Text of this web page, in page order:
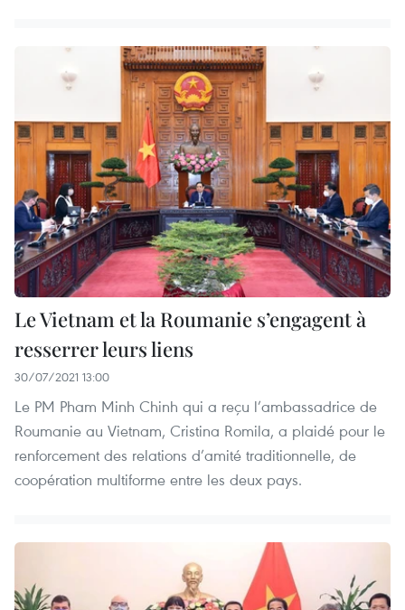
Le Vietnam et la Roumanie s’engagent à
resserrer leurs liens
30/07/2021 13:00
Le PM Pham Minh Chinh qui a reçu l’ambassadrice de
Roumanie au Vietnam, Cristina Romila, a plaidé pour le
renforcement des relations d’amité traditionnelle, de
coopération multiforme entre les deux pays.